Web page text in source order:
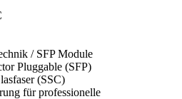
/ SFP Module
Pluggable (SFP)
(SSC)
für professionelle